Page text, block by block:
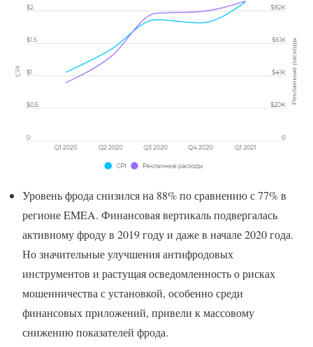
Уровень фрода снизился на 88% по сравнению с 77% в
регионе EMEA. Финансовая вертикаль подвергалась
активному фроду в 2019 году и даже в начале 2020 года.
Но значительные улучшения антифродовых
инструментов и растущая осведомленность о рисках
мошенничества с установкой, особенно среди
финансовых приложений, привели к массовому
снижению показателей фрода.